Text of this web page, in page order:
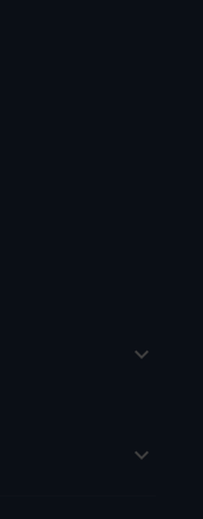
expand_more
expand_more